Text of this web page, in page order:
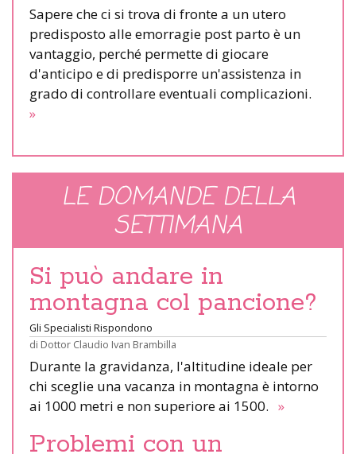
Sapere che ci si trova di fronte a un utero
predisposto alle emorragie post parto è un
vantaggio, perché permette di giocare
d'anticipo e di predisporre un'assistenza in
grado di controllare eventuali complicazioni.
»
LE DOMANDE DELLA
SETTIMANA
Si può andare in
montagna col pancione?
Gli Specialisti Rispondono
di Dottor Claudio Ivan Brambilla
Durante la gravidanza, l'altitudine ideale per
chi sceglie una vacanza in montagna è intorno
ai 1000 metri e non superiore ai 1500. »
Problemi con un